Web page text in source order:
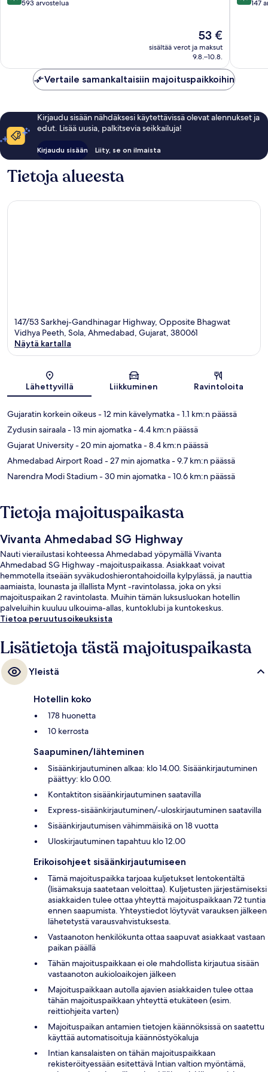
kautta593 arvostelua
Hinta
on
53 €
53 €
sisältää verot ja maksut
9.8.–10.8.
kautta
147
Vertaile samankaltaisiin majoituspaikkoihin
Kirjaudu sisään nähdäksesi käytettävissä olevat alennukset ja
edut. Lisää uusia, palkitsevia seikkailuja!
Kirjaudu sisään Liity, se on ilmaista
Tietoja alueesta
147/53 Sarkhej-Gandhinagar Highway, Opposite Bhagwat
Vidhya Peeth, Sola, Ahmedabad, Gujarat, 380061
Näytä kartalla
Lähettyvillä Liikkuminen Ravintoloita
Gujaratin korkein oikeus- 12 min kävelymatka- 1.1 km:n päässä
Zydusin sairaala- 13 min ajomatka- 4.4 km:n päässä
Gujarat University- 20 min ajomatka- 8.4 km:n päässä
Ahmedabad Airport Road - 27 min ajomatka- 9.7 km:n päässä
Narendra Modi Stadium- 30 min ajomatka- 10.6 km:n päässä
Tietoja majoituspaikasta
Vivanta Ahmedabad SG Highway
Nauti vierailustasi kohteessa Ahmedabad yöpymällä Vivanta
Ahmedabad SG Highway -majoituspaikassa. Asiakkaat voivat
hemmotella itseään syväkudoshierontahoidoilla kylpylässä, ja nauttia
aamiaista, lounasta ja illallista Mynt -ravintolassa, joka on yksi
majoituspaikan 2 ravintolasta. Muihin tämän luksusluokan hotellin
palveluihin kuuluu ulkouima-allas, kuntoklubi ja kuntokeskus.
Tietoa peruutusoikeuksista
Lisätietoja tästä majoituspaikasta
Yleistä
Hotellin koko
178 huonetta
10 kerrosta
Saapuminen/lähteminen
Sisäänkirjautuminen alkaa: klo 14.00. Sisäänkirjautuminen
päättyy: klo 0.00.
Kontaktiton sisäänkirjautuminen saatavilla
Express-sisäänkirjautuminen/-uloskirjautuminen saatavilla
Sisäänkirjautumisen vähimmäisikä on 18 vuotta
Uloskirjautuminen tapahtuu klo 12.00
Erikoisohjeet sisäänkirjautumiseen
Tämä majoituspaikka tarjoaa kuljetukset lentokentältä
(lisämaksuja saatetaan veloittaa). Kuljetusten järjestämiseksi
asiakkaiden tulee ottaa yhteyttä majoituspaikkaan 72 tuntia
ennen saapumista. Yhteystiedot löytyvät varauksen jälkeen
lähetetystä varausvahvistuksesta.
Vastaanoton henkilökunta ottaa saapuvat asiakkaat vastaan
paikan päällä
Tähän majoituspaikkaan ei ole mahdollista kirjautua sisään
vastaanoton aukioloaikojen jälkeen
Majoituspaikkaan autolla ajavien asiakkaiden tulee ottaa
tähän majoituspaikkaan yhteyttä etukäteen (esim.
reittiohjeita varten)
Majoituspaikan antamien tietojen käännöksissä on saatettu
käyttää automatisoituja käännöstyökaluja
Intian kansalaisten on tähän majoituspaikkaan
rekisteröityessään esitettävä Intian valtion myöntämä,